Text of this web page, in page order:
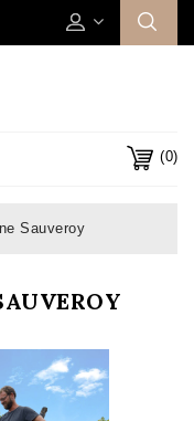
(0)
Sauveroy